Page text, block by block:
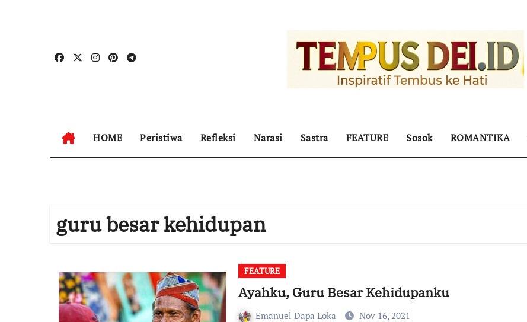
HOME Peristiwa Refleksi Narasi Sastra FEATURE Sosok ROMANTIKA
guru besar kehidupan
FEATURE
Ayahku, Guru Besar Kehidupanku
Emanuel Dapa Loka Nov 16, 2021